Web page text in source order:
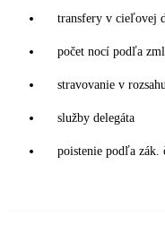
transfery v cieľovej
počet nocí podľa
stravovanie v
služby delegáta
poistenie podľa zák.